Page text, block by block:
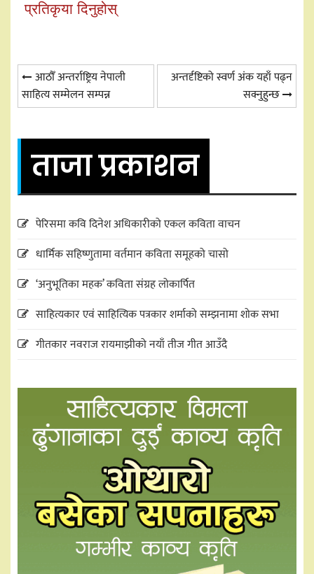
प्रतिकृया दिनुहोस्
Post
navigation
आठौँ अन्तर्राष्ट्रिय नेपाली
साहित्य सम्मेलन सम्पन्न
अन्तर्दृष्टिको स्वर्ण अंक यहाँ पढ्न
सक्नुहुन्छ
ताजा प्रकाशन
पेरिसमा कवि दिनेश अधिकारीको एकल कविता वाचन
धार्मिक सहिष्णुतामा वर्तमान कविता समूहको चासो
‘अनुभूतिका महक’ कविता संग्रह लोकार्पित
साहित्यकार एवं साहित्यिक पत्रकार शर्माको सम्झनामा शोक सभा
गीतकार नवराज रायमाझीको नयाँ तीज गीत आउँदै